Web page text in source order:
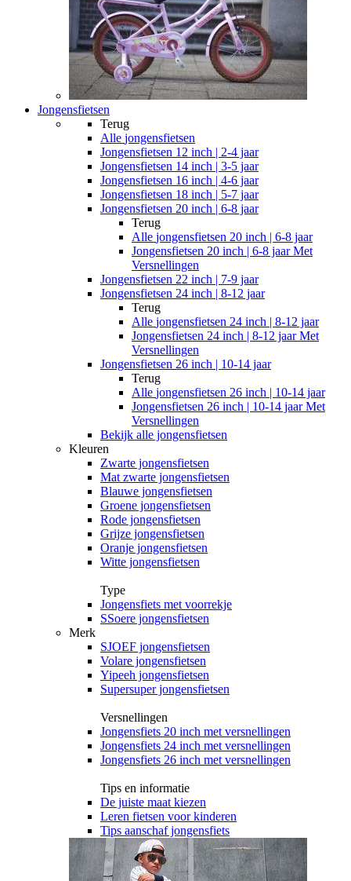
Jongensfietsen
Terug
Alle jongensfietsen
Jongensfietsen 12 inch | 2-4 jaar
Jongensfietsen 14 inch | 3-5 jaar
Jongensfietsen 16 inch | 4-6 jaar
Jongensfietsen 18 inch | 5-7 jaar
Jongensfietsen 20 inch | 6-8 jaar
Terug
Alle jongensfietsen 20 inch | 6-8 jaar
Jongensfietsen 20 inch | 6-8 jaar Met
Versnellingen
Jongensfietsen 22 inch | 7-9 jaar
Jongensfietsen 24 inch | 8-12 jaar
Terug
Alle jongensfietsen 24 inch | 8-12 jaar
Jongensfietsen 24 inch | 8-12 jaar Met
Versnellingen
Jongensfietsen 26 inch | 10-14 jaar
Terug
Alle jongensfietsen 26 inch | 10-14 jaar
Jongensfietsen 26 inch | 10-14 jaar Met
Versnellingen
Bekijk alle jongensfietsen
Kleuren
Zwarte jongensfietsen
Mat zwarte jongensfietsen
Blauwe jongensfietsen
Groene jongensfietsen
Rode jongensfietsen
Grijze jongensfietsen
Oranje jongensfietsen
Witte jongensfietsen
Type
Jongensfiets met voorrekje
SSoere jongensfietsen
Merk
SJOEF jongensfietsen
Volare jongensfietsen
Yipeeh jongensfietsen
Supersuper jongensfietsen
Versnellingen
Jongensfiets 20 inch met versnellingen
Jongensfiets 24 inch met versnellingen
Jongensfiets 26 inch met versnellingen
Tips en informatie
De juiste maat kiezen
Leren fietsen voor kinderen
Tips aanschaf jongensfiets